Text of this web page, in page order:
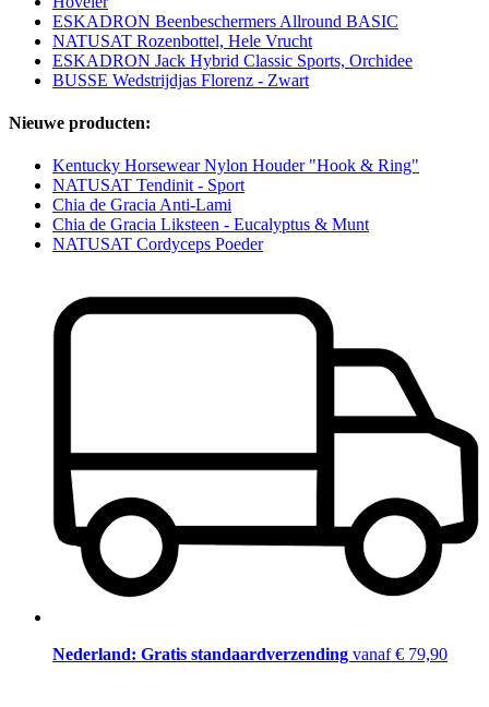
ESKADRON Beenbeschermers Allround BASIC
NATUSAT Rozenbottel, Hele Vrucht
ESKADRON Jack Hybrid Classic Sports, Orchidee
BUSSE Wedstrijdjas Florenz - Zwart
Nieuwe producten:
Kentucky Horsewear Nylon Houder "Hook & Ring"
NATUSAT Tendinit - Sport
Chia de Gracia Anti-Lami
Chia de Gracia Liksteen - Eucalyptus & Munt
NATUSAT Cordyceps Poeder
Nederland: Gratis standaardverzending vanaf € 79,90